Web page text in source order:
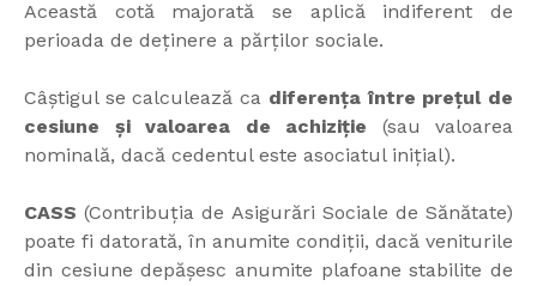
Această cotă majorată se aplică indiferent de
perioada de deținere a părților sociale.
Câștigul se calculează ca diferența între prețul de
cesiune și valoarea de achiziție (sau valoarea
nominală, dacă cedentul este asociatul inițial).
CASS (Contribuția de Asigurări Sociale de Sănătate)
poate fi datorată, în anumite condiții, dacă veniturile
din cesiune depășesc anumite plafoane stabilite de